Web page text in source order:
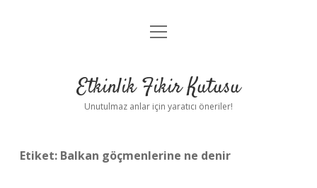
Anasayfa
Yasal Uyarı
menüyü
Etkinlik Fikir Kutusu
Unutulmaz anlar için yaratıcı öneriler!
Etiket: Balkan göçmenlerine ne denir